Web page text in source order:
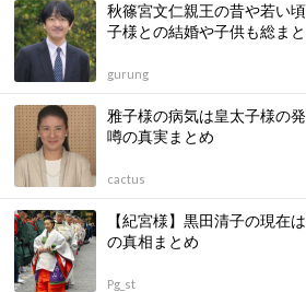
秋篠宮文仁親王の昔や若い
子様との結婚や子供も総ま
gurung
雅子様の病気は皇太子様の
噂の真実まとめ
cactus
【紀宮様】黒田清子の現在
の真相まとめ
Pg_st